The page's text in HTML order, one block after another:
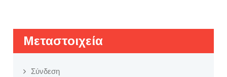
Μεταστοιχεία
Σύνδεση